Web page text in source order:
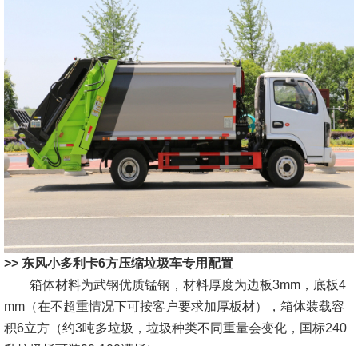
>> 东风小多利卡6方压缩垃圾车专用配置
箱体材料为武钢优质锰钢，材料厚度为边板3mm，底板4
mm（在不超重情况下可按客户要求加厚板材），箱体装载容
积6立方（约3吨多垃圾，垃圾种类不同重量会变化，国标240